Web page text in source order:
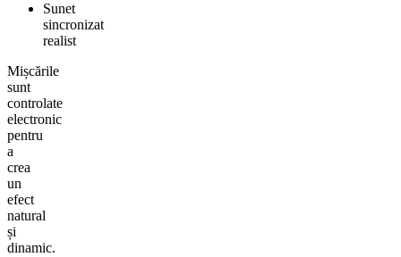
Sunet
sincronizat
realist
Mișcările
sunt
controlate
electronic
pentru
a
crea
un
efect
natural
și
dinamic.